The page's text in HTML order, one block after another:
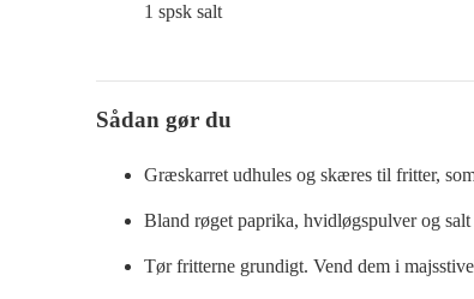
1 spsk salt
Sådan gør du
Græskarret udhules og skæres til fritter,
Bland røget paprika, hvidløgspulver og
Tør fritterne grundigt. Vend dem i